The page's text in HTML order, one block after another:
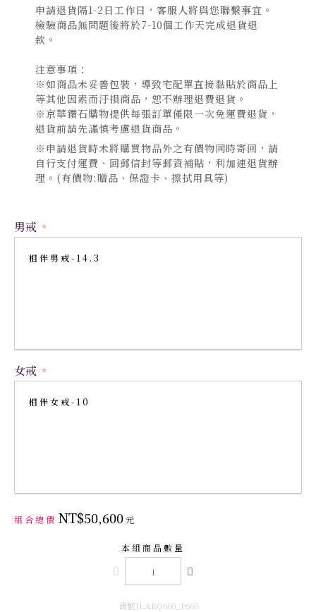
申請退貨隔1-2日工作日，客服人將與您聯繫事宜。
檢驗商品無問題後將於7-10個工作天完成退貨退
款。
注意事項：
※如商品未妥善包裝，導致宅配單直接黏貼於商品上
等其他因素而汙損商品，恕不辦理退費退貨。
※京華鑽石購物提供每張訂單僅限一次免運費退貨，
退貨前請先謹慎考慮退貨商品。
※申請退貨時未將購買物品外之有價物同時寄回，請
自行支付運費、回郵信封等郵資補貼，利加速退貨辦
理。(有價物:贈品、保證卡、擦拭用具等)
男戒
女戒
組合總價 NT$50,600元
本組商品數量
貨號JLARQ660_P660